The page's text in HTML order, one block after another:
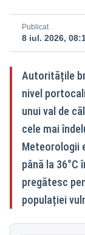
Publicat
8 iul. 2026,
Autoritățile
nivel
unui val de
cele mai
Meteorologii
până la
pregătesc
populației